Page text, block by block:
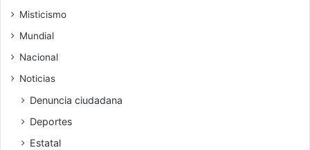
Misticismo
Mundial
Nacional
Noticias
Denuncia ciudadana
Deportes
Estatal